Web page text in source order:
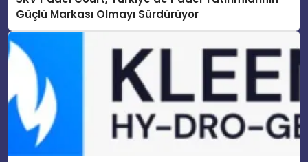
Güçlü Markası Olmayı Sürdürüyor